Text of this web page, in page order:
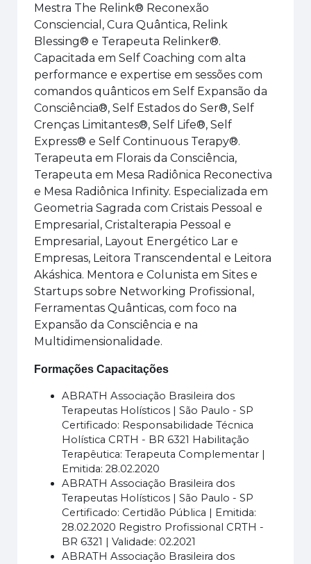
Mestra The Relink® Reconexão
Consciencial, Cura Quântica, Relink
Blessing® e Terapeuta Relinker®.
Capacitada em Self Coaching com alta
performance e expertise em sessões com
comandos quânticos em Self Expansão da
Consciência®, Self Estados do Ser®, Self
Crenças Limitantes®, Self Life®, Self
Express® e Self Continuous Terapy®.
Terapeuta em Florais da Consciência,
Terapeuta em Mesa Radiônica Reconectiva
e Mesa Radiônica Infinity. Especializada em
Geometria Sagrada com Cristais Pessoal e
Empresarial, Cristalterapia Pessoal e
Empresarial, Layout Energético Lar e
Empresas, Leitora Transcendental e Leitora
Akáshica. Mentora e Colunista em Sites e
Startups sobre Networking Profissional,
Ferramentas Quânticas, com foco na
Expansão da Consciência e na
Multidimensionalidade.
Formações Capacitações
ABRATH Associação Brasileira dos
Terapeutas Holísticos | São Paulo - SP
Certificado: Responsabilidade Técnica
Holística CRTH - BR 6321 Habilitação
Terapêutica: Terapeuta Complementar |
Emitida: 28.02.2020
ABRATH Associação Brasileira dos
Terapeutas Holísticos | São Paulo - SP
Certificado: Certidão Pública | Emitida:
28.02.2020 Registro Profissional CRTH -
BR 6321 | Validade: 02.2021
ABRATH Associação Brasileira dos